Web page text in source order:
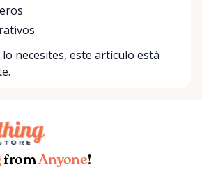
necesites, este artículo está
fromAnyone!